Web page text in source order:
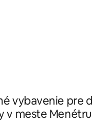
vybavenie pre
v meste